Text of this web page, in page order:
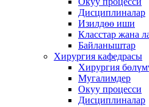
Дисциплиналар
Изилдөө иши
Класстар жана
Байланыштар
Хирургия кафедрасы
Хирургия
Мугалимдер
Окуу процесси
Дисциплиналар